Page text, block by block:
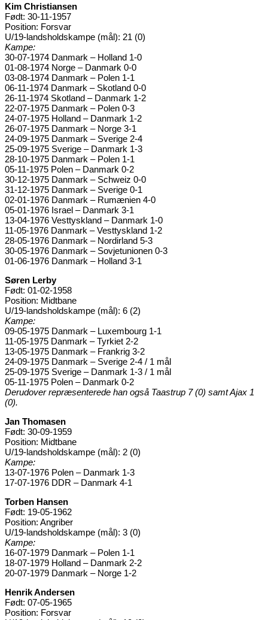
Kim Christiansen
Født: 30-11-1957
Position: Forsvar
U/19-landsholdskampe (mål): 21 (0)
Kampe:
30-07-1974 Danmark – Holland 1-0
01-08-1974 Norge – Danmark 0-0
03-08-1974 Danmark – Polen 1-1
06-11-1974 Danmark – Skotland 0-0
26-11-1974 Skotland – Danmark 1-2
22-07-1975 Danmark – Polen 0-3
24-07-1975 Holland – Danmark 1-2
26-07-1975 Danmark – Norge 3-1
24-09-1975 Danmark – Sverige 2-4
25-09-1975 Sverige – Danmark 1-3
28-10-1975 Danmark – Polen 1-1
05-11-1975 Polen – Danmark 0-2
30-12-1975 Danmark – Schweiz 0-0
31-12-1975 Danmark – Sverige 0-1
02-01-1976 Danmark – Rumænien 4-0
05-01-1976 Israel – Danmark 3-1
13-04-1976 Vesttyskland – Danmark 1-0
11-05-1976 Danmark – Vesttyskland 1-2
28-05-1976 Danmark – Nordirland 5-3
30-05-1976 Danmark – Sovjetunionen 0-3
01-06-1976 Danmark – Holland 3-1
Søren Lerby
Født: 01-02-1958
Position: Midtbane
U/19-landsholdskampe (mål): 6 (2)
Kampe:
09-05-1975 Danmark – Luxembourg 1-1
11-05-1975 Danmark – Tyrkiet 2-2
13-05-1975 Danmark – Frankrig 3-2
24-09-1975 Danmark – Sverige 2-4 / 1 mål
25-09-1975 Sverige – Danmark 1-3 / 1 mål
05-11-1975 Polen – Danmark 0-2
Derudover repræsenterede han også Taastrup 7 (0) samt Ajax 1
(0).
Jan Thomasen
Født: 30-09-1959
Position: Midtbane
U/19-landsholdskampe (mål): 2 (0)
Kampe:
13-07-1976 Polen – Danmark 1-3
17-07-1976 DDR – Danmark 4-1
Torben Hansen
Født: 19-05-1962
Position: Angriber
U/19-landsholdskampe (mål): 3 (0)
Kampe:
16-07-1979 Danmark – Polen 1-1
18-07-1979 Holland – Danmark 2-2
20-07-1979 Danmark – Norge 1-2
Henrik Andersen
Født: 07-05-1965
Position: Forsvar